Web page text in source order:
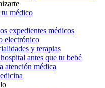
tu médico
expedientes médicos
electrónico
y terapias
antes que tu bebé
atención médica